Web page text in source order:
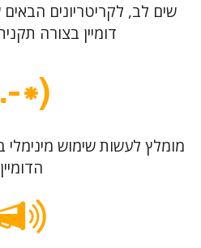
שים לב, לקריטריונים
דומיין בצורה
מומלץ לעשות שימוש